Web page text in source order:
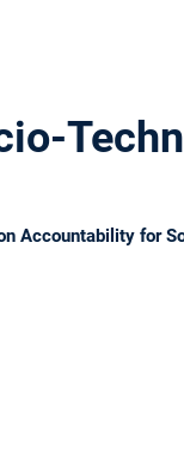
Accountability for